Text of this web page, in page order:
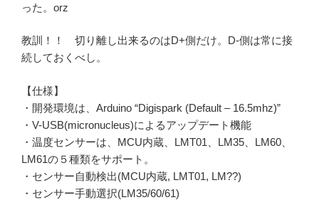
った。orz
教訓！！ 切り離し出来るのはD+側だけ。D-側は常に接
続しておくべし。
【仕様】
・開発環境は、Arduino “Digispark (Default – 16.5mhz)”
・V-USB(micronucleus)によるアップデート機能
・温度センサーは、MCU内蔵、LMT01、LM35、LM60、
LM61の５種類をサポート。
・センサー自動検出(MCU内蔵, LMT01, LM??)
・センサー手動選択(LM35/60/61)